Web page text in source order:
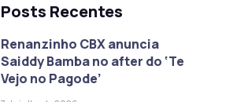
Posts Recentes
Renanzinho CBX anuncia
Saiddy Bamba no after do ‘Te
Vejo no Pagode’